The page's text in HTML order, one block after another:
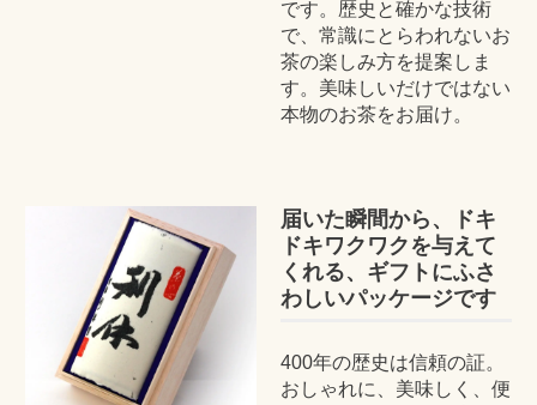
です。歴史と確かな技術
で、常識にとらわれないお
茶の楽しみ方を提案しま
す。美味しいだけではない
本物のお茶をお届け。
届いた瞬間から、ドキ
ドキワクワクを与えて
くれる、ギフトにふさ
わしいパッケージです
400年の歴史は信頼の証。
おしゃれに、美味しく、便